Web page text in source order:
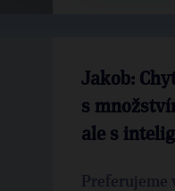
Jakob:
s
ale s